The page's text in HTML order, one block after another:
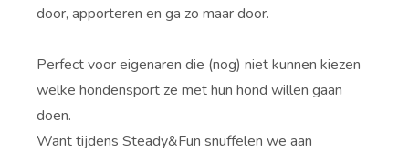
door, apporteren en ga zo maar door.
Perfect voor eigenaren die (nog) niet kunnen kiezen
welke hondensport ze met hun hond willen gaan
doen.
Want tijdens Steady&Fun snuffelen we aan